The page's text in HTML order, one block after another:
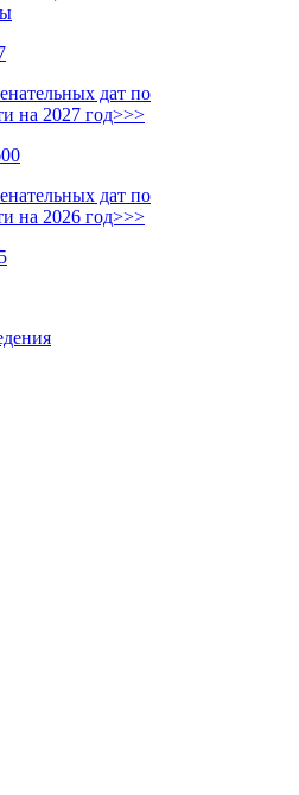
дат по
на 2027 год>>>
дат по
на 2026 год>>>